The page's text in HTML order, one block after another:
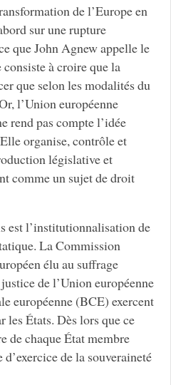
de l’Europe en
sur une rupture
que John Agnew appelle le
à croire que la
que selon les modalités du
l’Union européenne
rend pas compte l’idée
organise, contrôle et
législative et
comme un sujet de droit
est l’institutionnalisation de
La Commission
élu au suffrage
de l’Union européenne
européenne (BCE) exercent
les États. Dès lors que ce
de chaque État membre
de la souveraineté